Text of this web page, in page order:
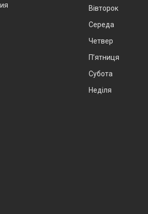
Вівторок
Середа
Четвер
Пʼятниця
Субота
Неділя